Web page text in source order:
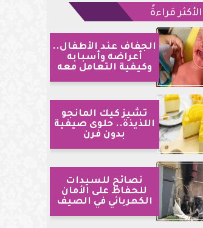
الأكثر قراءةً
الجفاف عند الأطفال..
أعراضه وأسبابه
وكيفية التعامل معه
تشيز كيك المانجو
اللذيذة.. حلوى صيفية
بدون فرن
نصائح للسيدات
للحفاظ على الأمان
الكهربائي في الصيف